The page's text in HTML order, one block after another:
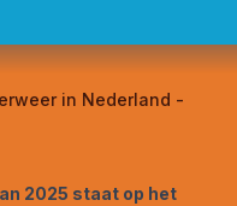
in Nederland -
2025 staat op het